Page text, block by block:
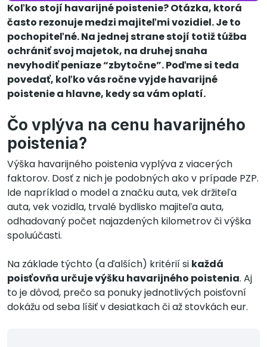
Koľko stojí havarijné poistenie? Otázka, ktorá
často rezonuje medzi majiteľmi vozidiel. Je to
pochopiteľné. Na jednej strane stojí totiž túžba
ochrániť svoj majetok, na druhej snaha
nevyhodiť peniaze “zbytočne”. Poďme si teda
povedať, koľko vás ročne vyjde havarijné
poistenie a hlavne, kedy sa vám oplatí.
Čo vplýva na cenu havarijného
poistenia?
Výška havarijného poistenia vyplýva z viacerých
faktorov. Dosť z nich je podobných ako v prípade PZP.
Ide napríklad o model a značku auta, vek držiteľa
auta, vek vozidla, trvalé bydlisko majiteľa auta,
odhadovaný počet najazdených kilometrov či výška
spoluúčasti.
Na základe týchto (a ďalších) kritérií si každá
poisťovňa určuje výšku havarijného poistenia. Aj
to je dôvod, prečo sa ponuky jednotlivých poisťovní
dokážu od seba líšiť v desiatkach či až stovkách eur.